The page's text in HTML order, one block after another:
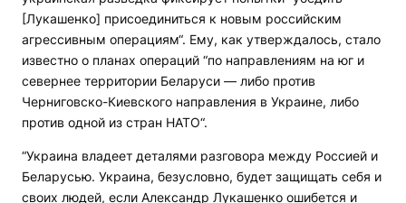
[Лукашенко] присоединиться к новым российским
агрессивным операциям“. Ему, как утверждалось, стало
известно о планах операций “по направлениям на юг и
севернее территории Беларуси — либо против
Черниговско-Киевского направления в Украине, либо
против одной из стран НАТО“.
“Украина владеет деталями разговора между Россией и
Беларусью. Украина, безусловно, будет защищать себя и
своих людей, если Александр Лукашенко ошибется и